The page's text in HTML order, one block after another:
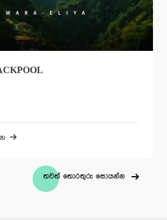
තවත් තොරතුරු සොයන්න